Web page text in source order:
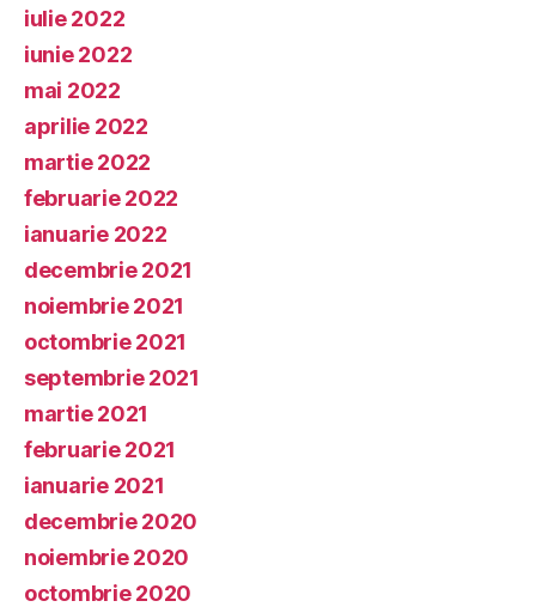
iulie 2022
iunie 2022
mai 2022
aprilie 2022
martie 2022
februarie 2022
ianuarie 2022
decembrie 2021
noiembrie 2021
octombrie 2021
septembrie 2021
martie 2021
februarie 2021
ianuarie 2021
decembrie 2020
noiembrie 2020
octombrie 2020